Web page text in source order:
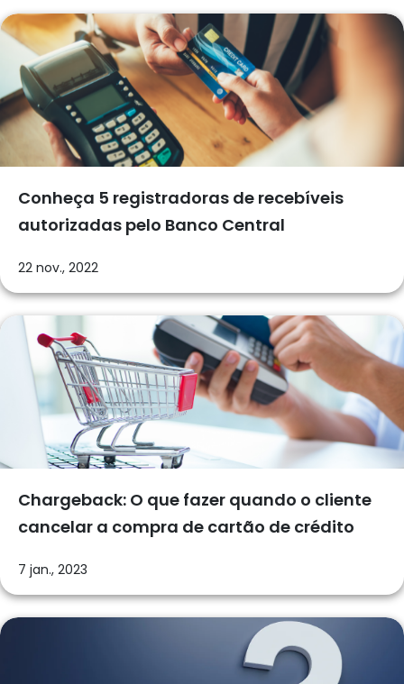
Conheça 5 registradoras de recebíveis
autorizadas pelo Banco Central
22 nov., 2022
Chargeback: O que fazer quando o cliente
cancelar a compra de cartão de crédito
7 jan., 2023